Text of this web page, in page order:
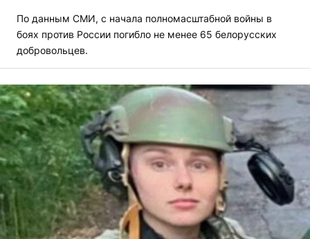
По данным СМИ, с начала полномасштабной войны в
боях против России погибло не менее 65 белорусских
добровольцев.